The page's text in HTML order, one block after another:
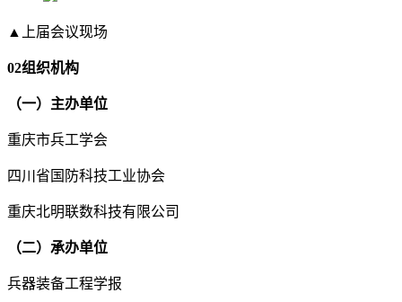
▲上届会议现场
02组织机构
（一）主办单位
重庆市兵工学会
四川省国防科技工业协会
重庆北明联数科技有限公司
（二）承办单位
兵器装备工程学报